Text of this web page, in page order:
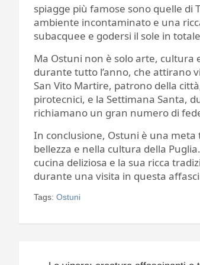
spiagge più famose sono quelle
ambiente incontaminato e una
subacquee e godersi il sole in
Ma Ostuni non è solo arte,
durante tutto l’anno, che attirano
San Vito Martire, patrono della
pirotecnici, e la Settimana Santa,
richiamano un gran numero di
In conclusione, Ostuni è una
bellezza e nella cultura della
cucina deliziosa e la sua ricca
durante una visita in questa
Tags: Ostuni